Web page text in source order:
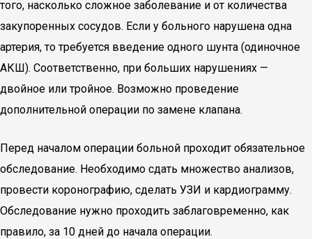
того, насколько сложное заболевание и от количества
закупоренных сосудов. Если у больного нарушена одна
артерия, то требуется введение одного шунта (одиночное
АКШ). Соответственно, при больших нарушениях —
двойное или тройное. Возможно проведение
дополнительной операции по замене клапана.
Перед началом операции больной проходит обязательное
обследование. Необходимо сдать множество анализов,
провести коронографию, сделать УЗИ и кардиограмму.
Обследование нужно проходить заблаговременно, как
правило, за 10 дней до начала операции.